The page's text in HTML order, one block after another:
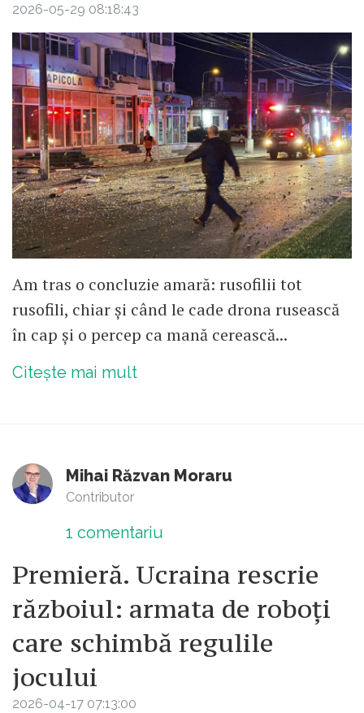
2026-05-29 08:18:43
Am tras o concluzie amară: rusofilii tot
rusofili, chiar și când le cade drona rusească
în cap și o percep ca mană cerească...
Citește mai mult
Mihai Răzvan Moraru
Contributor
1 comentariu
Premieră. Ucraina rescrie
războiul: armata de roboți
care schimbă regulile
jocului
2026-04-17 07:13:00